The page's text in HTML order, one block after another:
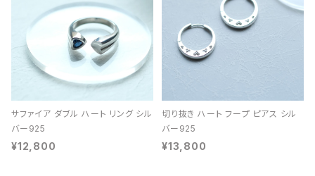
サファイア ダブル ハート リング シル
バー925
¥12,800
切り抜き ハート フープ ピアス シル
バー925
¥13,800